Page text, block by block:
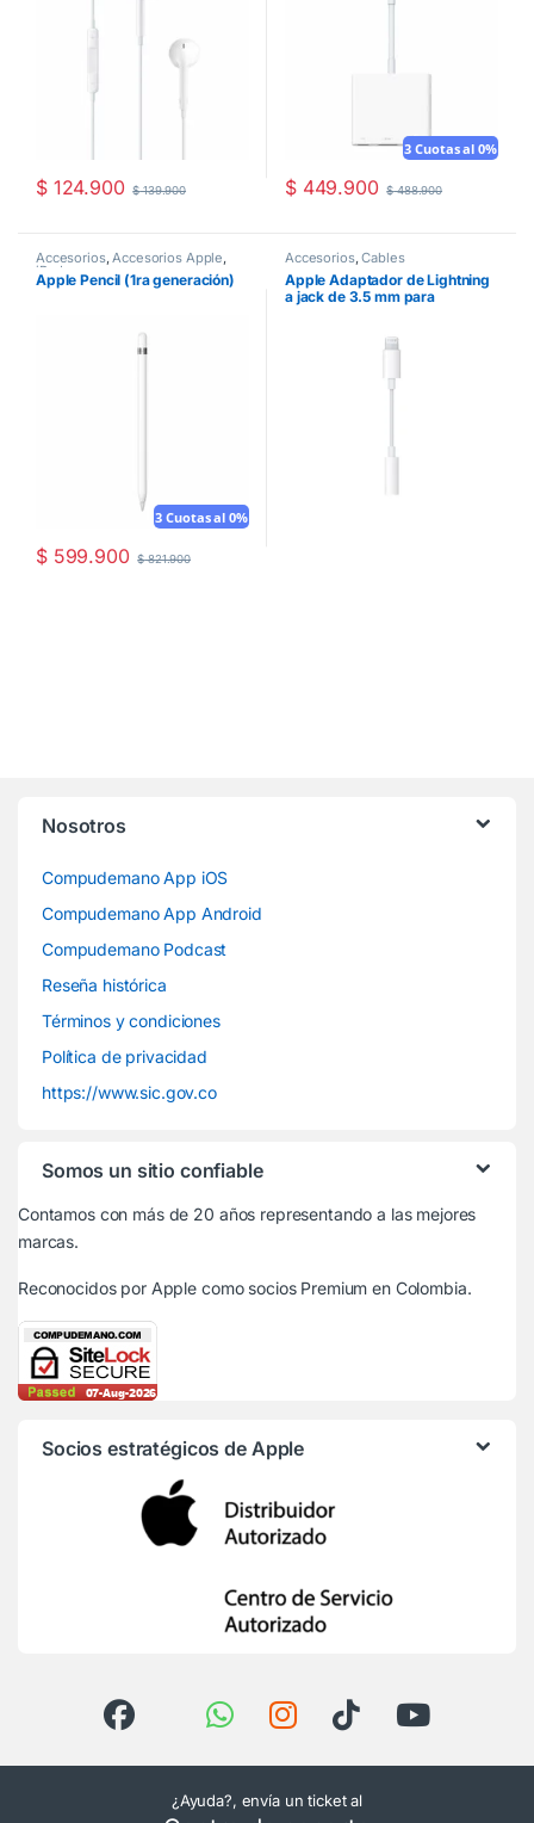
$124.900 $139.900
3 Cuotas al 0%
$449.900 $488.900
Accesorios,Accesorios Apple,
iPad
Apple Pencil (1ra generación)
3 Cuotas al 0%
$599.900 $821.900
Accesorios,Cables
Apple Adaptador de Lightning
a jack de 3.5 mm para
Nosotros
Compudemano App iOS
Compudemano App Android
Compudemano Podcast
Reseña histórica
Términos y condiciones
Política de privacidad
https://www.sic.gov.co
Somos un sitio confiable
Contamos con más de 20 años representando a las mejores
marcas.
Reconocidos por Apple como socios Premium en Colombia.
Socios estratégicos de Apple
¿Ayuda?, envía un ticket al